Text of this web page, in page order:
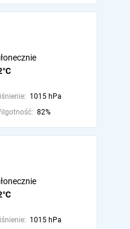
1015 hPa
82%
1015 hPa